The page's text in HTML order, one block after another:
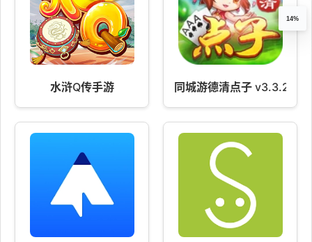
水浒Q传手游 同城游德清点子
14%